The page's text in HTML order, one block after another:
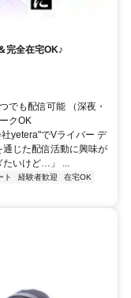
完全在宅OK♪
でも配信可能 （深夜・
クOK
yetera"でVライバー デ
通じた配信活動に興味が
たいけど…」 ...
ト 経験者歓迎
在宅OK